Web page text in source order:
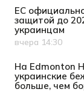
ЕС
защитой до
украинцам
Дата публикации
вчера 14:30
На Edmonton
украинские
больше, чем